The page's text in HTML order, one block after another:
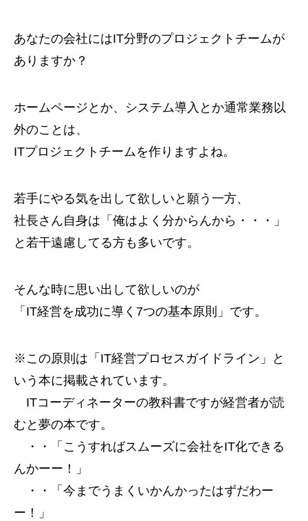
あなたの会社にはIT分野のプロジェクトチームが
ありますか？
ホームページとか、システム導入とか通常業務以
外のことは、
ITプロジェクトチームを作りますよね。
若手にやる気を出して欲しいと願う一方、
社長さん自身は「俺はよく分からんから・・・」
と若干遠慮してる方も多いです。
そんな時に思い出して欲しいのが
「IT経営を成功に導く7つの基本原則」です。
※この原則は「IT経営プロセスガイドライン」と
いう本に掲載されています。
ITコーディネーターの教科書ですが経営者が読
むと夢の本です。
・・「こうすればスムーズに会社をIT化できる
んかーー！」
・・「今までうまくいかんかったはずだわー
ー！」